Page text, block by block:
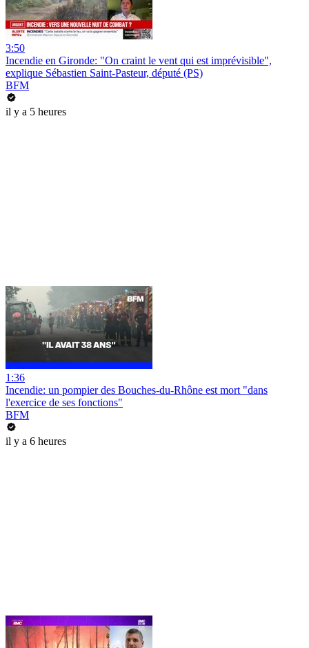
3:50
Incendie en Gironde: "On craint le vent qui est imprévisible",
explique Sébastien Saint-Pasteur, député (PS)
BFM
il y a 5 heures
1:36
Incendie: un pompier des Bouches-du-Rhône est mort "dans
l'exercice de ses fonctions"
BFM
il y a 6 heures